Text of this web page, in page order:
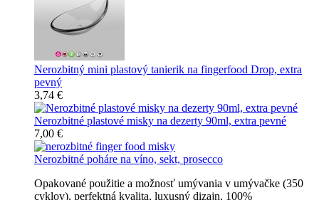
Nerozbitný mini plastový tanierik na fingerfood Drop, extra
pevný
3,74 €
Nerozbitné plastové misky na dezerty 90ml, extra pevné
7,00 €
Nerozbitné poháre na víno, sekt, prosecco
Opakované použitie a možnosť umývania v umývačke (350
cyklov), perfektná kvalita, luxusný dizajn, 100%